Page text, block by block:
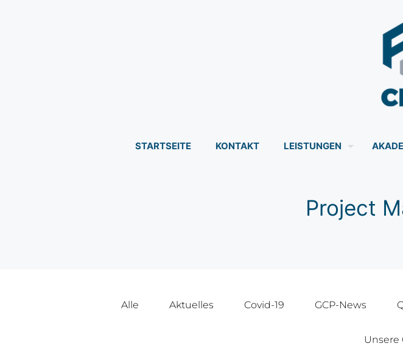
STARTSEITE KONTAKT LEISTUNGEN
Project
Alle Aktuelles Covid-19 GCP-News
Unsere